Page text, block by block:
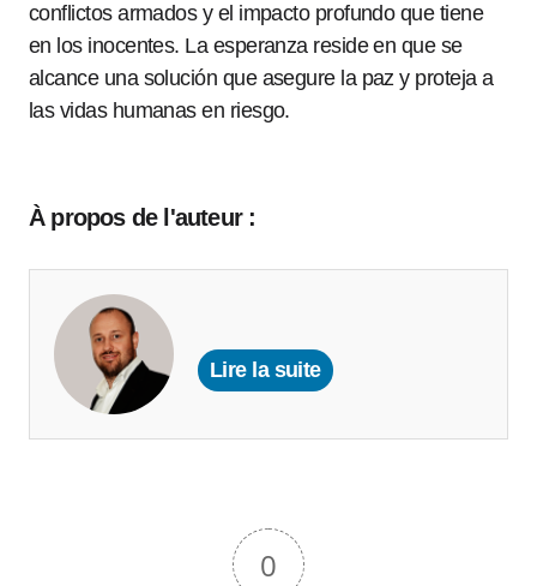
conflictos armados y el impacto profundo que tiene
en los inocentes. La esperanza reside en que se
alcance una solución que asegure la paz y proteja a
las vidas humanas en riesgo.
À propos de l'auteur :
Lire la suite
0